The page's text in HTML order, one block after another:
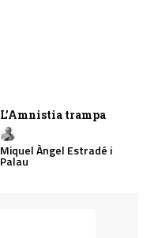
L’Amnistia trampa
Miquel Àngel Estradé i
Palau